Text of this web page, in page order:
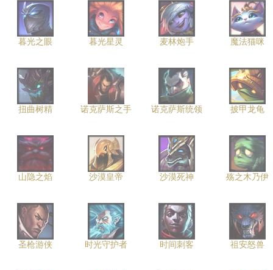
暮光之眼 暮光星灵 麦林炮手 魔法猫咪
扭曲树精 诺克萨斯之手 诺克萨斯统领 披甲龙龟
山隐之焰 沙漠皇帝 沙漠死神 殇之木乃伊
圣枪游侠 时光守护者 时间刺客 祖安怒兽